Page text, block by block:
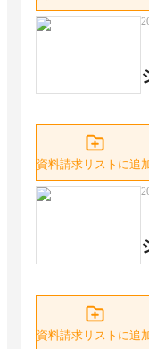
資料請求リストに追
資料請求リストに追